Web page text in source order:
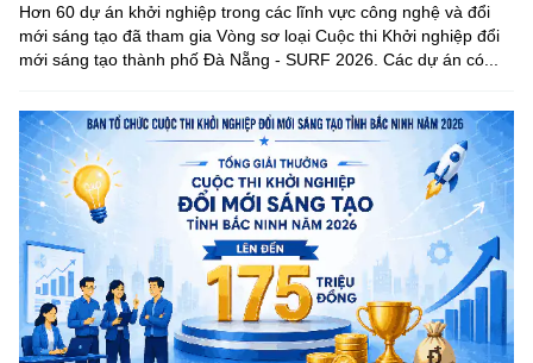
Hơn 60 dự án khởi nghiệp trong các lĩnh vực công nghệ và đổi
mới sáng tạo đã tham gia Vòng sơ loại Cuộc thi Khởi nghiệp đổi
mới sáng tạo thành phố Đà Nẵng - SURF 2026. Các dự án có...